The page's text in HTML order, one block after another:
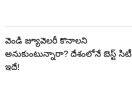
వెండి జ్యూవెలరీ కొనాలని
అనుకుంటున్నారా? దేశంలోనే బెస్ట్ సిటీ
ఇదే!